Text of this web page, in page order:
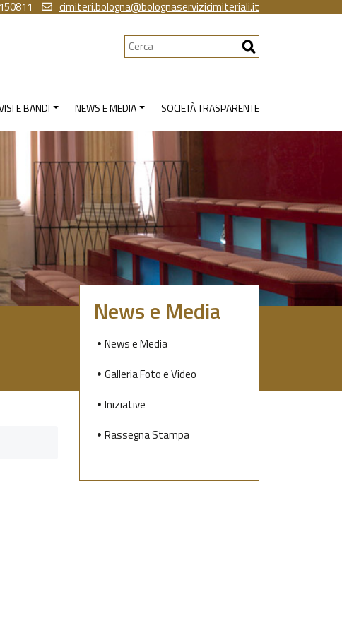
cimiteri.bologna@bolognaservizicimiteriali.it
Cerca
E BANDI NEWS E MEDIA SOCIETÀ TRASPARENTE
News e Media
News e Media
Galleria Foto e Video
Iniziative
Rassegna Stampa